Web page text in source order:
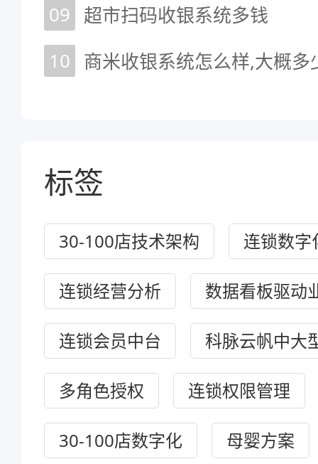
09 超市扫码收银系统多钱
10 商米收银系统怎么样,大概多
标签
30-100店技术架构 连锁数字
连锁经营分析 数据看板驱动
连锁会员中台 科脉云帆中大
多角色授权 连锁权限管理
30-100店数字化 母婴方案